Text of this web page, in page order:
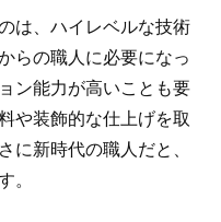
は、ハイレベルな技術
らの職人に必要になっ
ン能力が高いことも要
や装飾的な仕上げを取
に新時代の職人だと、